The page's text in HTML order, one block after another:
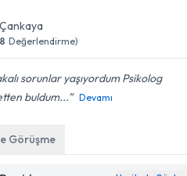
, Çankaya
Değerlendirme)
sorunlar yaşıyordum Psikolog
buldum...
Devamı
Görüşme